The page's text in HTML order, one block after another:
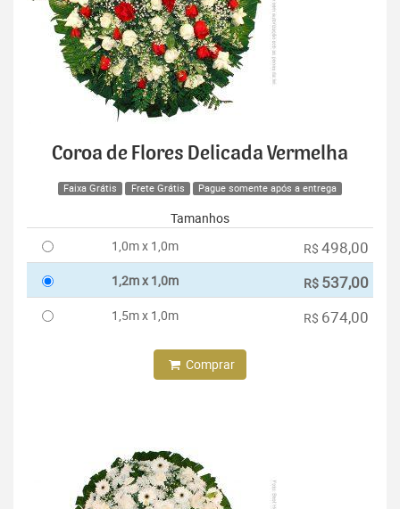
Coroa de Flores Delicada Vermelha
Faixa Grátis Frete Grátis Pague somente após a entrega
Tamanhos
1,0m x 1,0m
R$ 498,00
1,2m x 1,0m R$ 537,00
1,5m x 1,0m R$ 674,00
Comprar